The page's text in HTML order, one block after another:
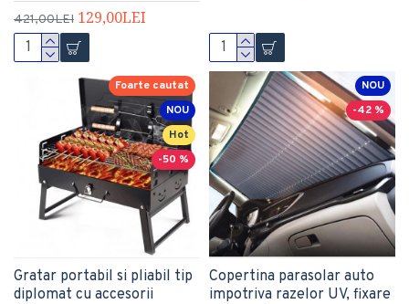
421,00LEI 129,00LEI
NOU
Hot
Foarte cautat
-50 %
Gratar portabil si pliabil tip
diplomat cu accesorii
NOU
-42 %
Copertina parasolar auto
impotriva razelor UV, fixare